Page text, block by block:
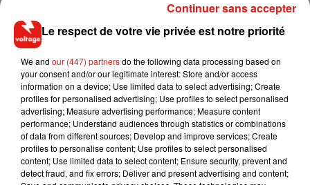
D'ailleurs, la presse féminine pose la question de la définition
d'un vagin beau et d'un vagin laid : qui peut réellement
évaluer l'aspect physique du sexe féminin ?Et pour cause,
il en existe de toutes sortes : taille des lèvres (8 femmes sur
10 auraient les petites lèvres qui dépassent des grandes) ou
encore teintes de rose.
Le respect de votre vie privée est notre priorité
We and our (447) partnersdo the following data processing based on
your consent and/or our legitimate interest: Store and/or access
information on a device; Use limited data to select advertising; Create
profiles for personalised advertising; Use profiles to select personalised
advertising; Measure advertising performance; Measure content
performance; Understand audiences through statistics or combinations
of data from different sources; Develop and improve services; Create
profiles to personalise content; Use profiles to select personalised
content; Use limited data to select content; Ensure security, prevent and
detect fraud, and fix errors; Deliver and present advertising and content;
Continuer sans accepter